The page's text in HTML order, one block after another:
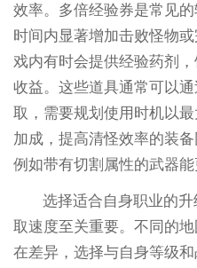
效率。多倍经验券是常见
时间内显著增加击败怪物
戏内有时会提供经验药剂
收益。这些道具通常可以
取，需要规划使用时机以
加成，提高清怪效率的装
例如带有切割属性的武器能
选择适合自身职业的
取速度至关重要。不同的
在差异，选择与自身等级